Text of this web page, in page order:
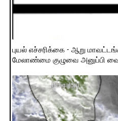
புயல் எச்சரிக்கை - ஆறு
மேலாண்மை குழுவை அனுப்பி